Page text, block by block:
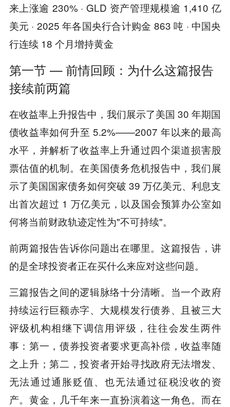
来上涨逾 230% · GLD 资产管理规模逾 1,410 亿
美元 · 2025 年各国央行合计购金 863 吨 · 中国央
行连续 18 个月增持黄金
第一节 — 前情回顾：为什么这篇报告
接续前两篇
在收益率上升报告中，我们展示了美国 30 年期国
债收益率如何升至 5.2%——2007 年以来的最高
水平，并解析了收益率上升通过四个渠道损害股
票估值的机制。在美国债务危机报告中，我们展
示了美国国家债务如何突破 39 万亿美元、利息支
出首次超过 1 万亿美元，以及国会预算办公室如
何将当前财政轨迹定性为"不可持续"。
前两篇报告告诉你问题出在哪里。这篇报告，讲
的是全球投资者正在买什么来应对这些问题。
三篇报告之间的逻辑脉络十分清晰。当一个政府
持续运行巨额赤字、大规模发行债券、且被三大
评级机构相继下调信用评级，往往会发生两件
事：第一，债券投资者要求更高补偿，收益率随
之上升；第二，投资者开始寻找政府无法增发、
无法通过通胀贬值、也无法通过征税没收的资
产。黄金，几千年来一直扮演着这一角色。而在